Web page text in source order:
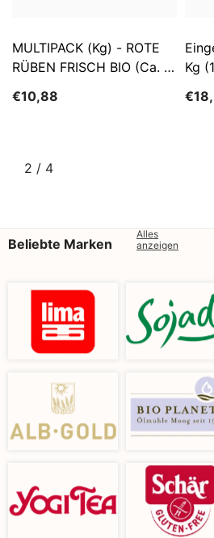
MULTIPACK (kg) - ROTE
RÜBEN FRISCH BIO (ca. 5
€10,88
Kg
2 / von
4
Beliebte Marken
Alles
anzeigen